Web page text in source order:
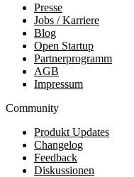
Presse
Jobs / Karriere
Blog
Open Startup
Partnerprogramm
AGB
Impressum
Community
Produkt Updates
Changelog
Feedback
Diskussionen